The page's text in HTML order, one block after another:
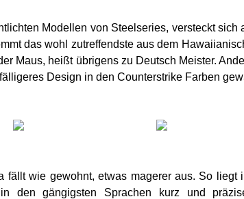
Modellen von Steelseries, versteckt
das wohl zutreffendste aus dem
Maus, heißt übrigens zu Deutsch Meister.
Design in den Counterstrike Farben
fällt wie gewohnt, etwas magerer aus. So
den gängigsten Sprachen kurz und